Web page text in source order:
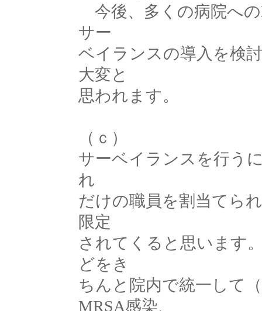
今後、多くの病院への
サー
ベイランスの導入を検
大変と
思われます。
（ｃ）
サーベイランスを行う
れ
だけの職員を割当てら
限定
されてくると思います
どをき
ちんと院内で統一して
MRSA感染、